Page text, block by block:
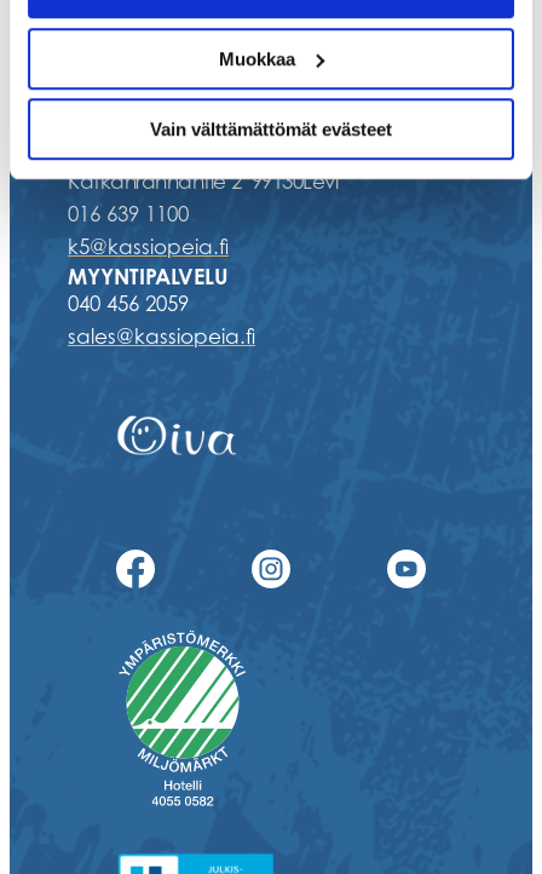
Muokkaa
Vain välttämättömät evästeet
Kätkänrannantie 2
,
99130Levi
016 639 1100
k5@kassiopeia.fi
MYYNTIPALVELU
040 456 2059
sales@kassiopeia.fi